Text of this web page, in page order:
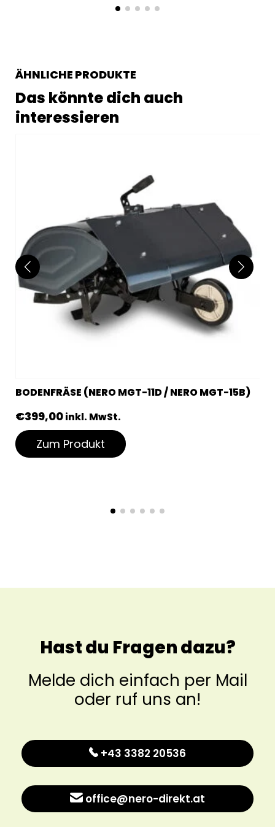
ÄHNLICHE PRODUKTE
Das könnte dich auch
interessieren
BODENFRÄSE (NERO MGT-11D / NERO MGT-15B)
€399,00inkl. MwSt.
Zum Produkt
Hast du Fragen dazu?
Melde dich einfach per Mail
oder ruf uns an!
+43 3382 20536
office@nero-direkt.at